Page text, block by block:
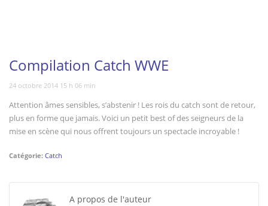
Compilation Catch WWE
24 octobre 2014 15 h 06 min
Attention âmes sensibles, s’abstenir ! Les rois du catch sont de retour,
plus en forme que jamais. Voici un petit best of des seigneurs de la
mise en scène qui nous offrent toujours un spectacle incroyable !
Catégorie: Catch
A propos de l'auteur